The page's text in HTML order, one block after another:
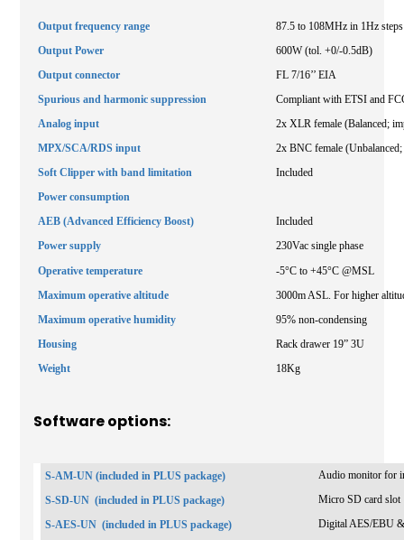
Output frequency range
87.5 to 108MHz in 1Hz steps
Output Power
600W (tol. +0/-0.5dB)
Output connector
FL 7/16’’ EIA
Spurious and harmonic suppression
Compliant with ETSI and
Analog input
2x XLR female (Balanced;
MPX/SCA/RDS input
2x BNC female
Soft Clipper with band limitation
Included
Power consumption
AEB (Advanced Efficiency Boost)
Included
Power supply
230Vac single phase
Operative temperature
-5°C to +45°C @MSL
Maximum operative altitude
3000m ASL. For higher
Maximum operative humidity
95% non-condensing
Housing
Rack drawer 19” 3U
Weight
18Kg
Software options:
S-AM-UN (included in PLUS package)
Audio monitor for
S-SD-UN (included in PLUS package)
Micro SD card slot
S-AES-UN (included in PLUS package)
Digital AES/EBU